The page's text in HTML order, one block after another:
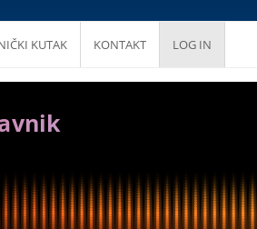
KUTAK KONTAKT LOG IN